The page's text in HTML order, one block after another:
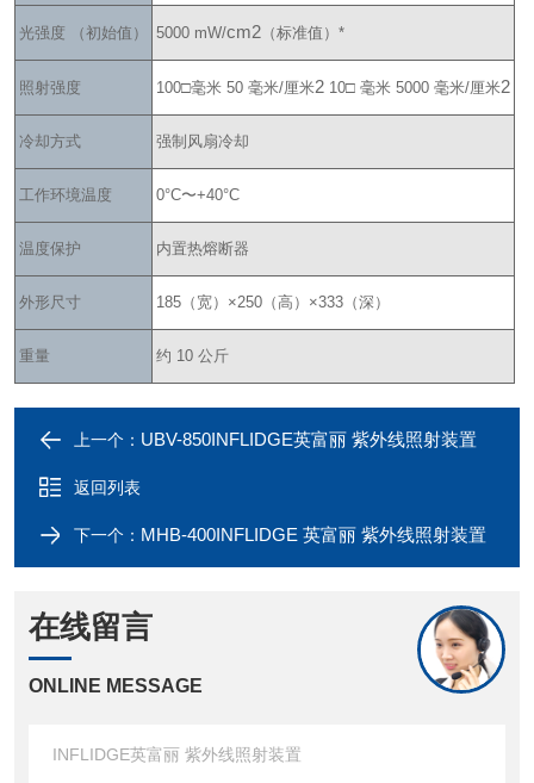
光强度 （初始值） 5000 mW/cm2 （标准值）*
照射强度 100□毫米 50 毫米/厘米2 10□ 毫米 5000 毫米/厘米2
冷却方式 强制风扇冷却
工作环境温度 0°C〜+40°C
温度保护 内置热熔断器
外形尺寸 185（宽）×250（高）×333（深）
重量 约 10 公斤
上一个： UBV-850INFLIDGE英富丽 紫外线照射装置
返回列表
下一个： MHB-400INFLIDGE 英富丽 紫外线照射装置
在线留言
ONLINE MESSAGE